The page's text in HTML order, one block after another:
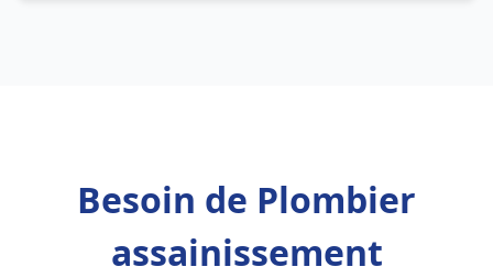
Besoin de Plombier
assainissement